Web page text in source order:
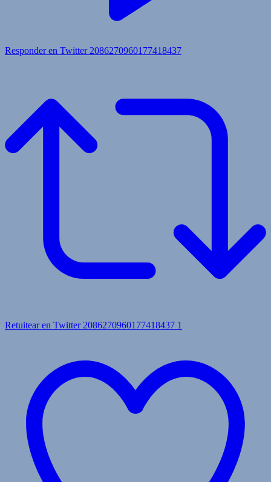
Responder en Twitter 2086270960177418437
Retuitear en Twitter 2086270960177418437 1